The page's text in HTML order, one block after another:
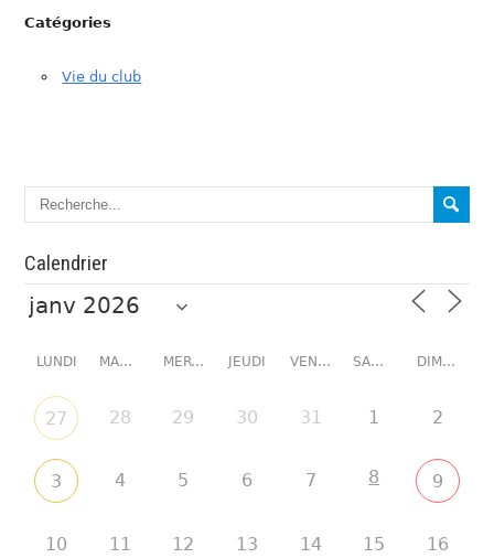
Catégories
Vie du club
Calendrier
LUNDI MARDI MERCREDI JEUDI VENDREDI SAMEDI DIMANCHE
27 28 29 30 31 1 2
3 4 5 6 7 8 9
10 11 12 13 14 15 16